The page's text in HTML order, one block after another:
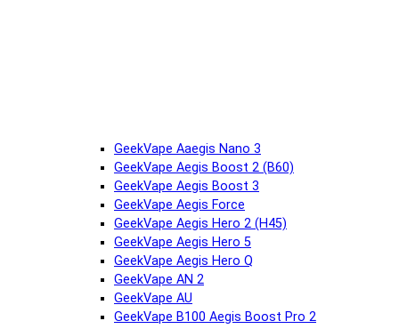
GeekVape Aaegis Nano 3
GeekVape Aegis Boost 2 (B60)
GeekVape Aegis Boost 3
GeekVape Aegis Force
GeekVape Aegis Hero 2 (H45)
GeekVape Aegis Hero 5
GeekVape Aegis Hero Q
GeekVape AN 2
GeekVape AU
GeekVape B100 Aegis Boost Pro 2